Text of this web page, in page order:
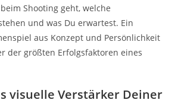
Shooting geht, welche
und was Du erwartest. Ein
aus Konzept und Persönlichkeit
der größten Erfolgsfaktoren eines
visuelle Verstärker Deiner